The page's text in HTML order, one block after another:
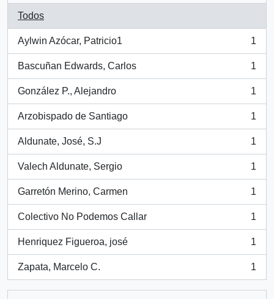
Todos
Aylwin Azócar, Patricio1
, 1 resultados
1
Bascuñan Edwards, Carlos
, 1 resultados
1
González P., Alejandro
, 1 resultados
1
Arzobispado de Santiago
, 1 resultados
1
Aldunate, José, S.J
, 1 resultados
1
Valech Aldunate, Sergio
, 1 resultados
1
Garretón Merino, Carmen
, 1 resultados
1
Colectivo No Podemos Callar
, 1 resultados
1
Henriquez Figueroa, josé
, 1 resultados
1
Zapata, Marcelo C.
, 1 resultados
1